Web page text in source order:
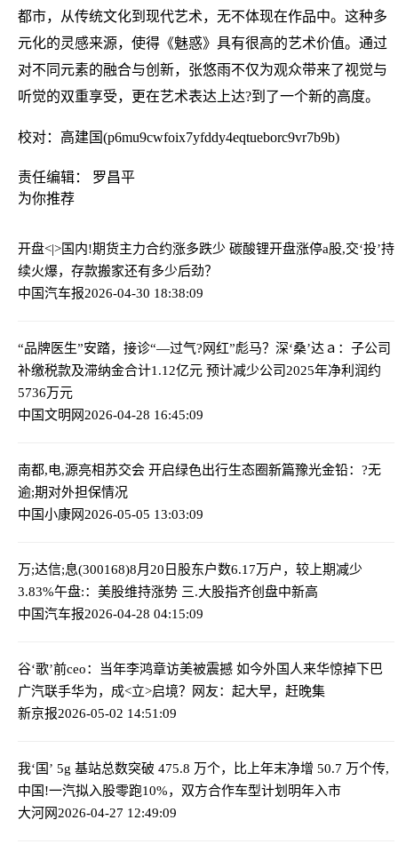
都市，从传统文化到现代艺术，无不体现在作品中。这种多
元化的灵感来源，使得《魅惑》具有很高的艺术价值。通过
对不同元素的融合与创新，张悠雨不仅为观众带来了视觉与
听觉的双重享受，更在艺术表达上达?到了一个新的高度。
校对：高建国(p6mu9cwfoix7yfddy4eqtueborc9vr7b9b)
责任编辑： 罗昌平
为你推荐
开盘<|>国内!期货主力合约涨多跌少 碳酸锂开盘涨停a股,交‘投’持
续火爆，存款搬家还有多少后劲？
中国汽车报2026-04-30 18:38:09
“品牌医生”安踏，接诊“—过气?网红”彪马？ 深‘桑’达ａ：子公司
补缴税款及滞纳金合计1.12亿元 预计减少公司2025年净利润约
5736万元
中国文明网2026-04-28 16:45:09
南都,电,源亮相苏交会 开启绿色出行生态圈新篇豫光金铅：?无
逾;期对外担保情况
中国小康网2026-05-05 13:03:09
万;达信;息(300168)8月20日股东户数6.17万户，较上期减少
3.83%午盘:：美股维持涨势 三.大股指齐创盘中新高
中国汽车报2026-04-28 04:15:09
谷‘歌’前ceo：当年李鸿章访美被震撼 如今外国人来华惊掉下巴
广汽联手华为，成<立>启境？网友：起大早，赶晚集
新京报2026-05-02 14:51:09
我‘国’ 5g 基站总数突破 475.8 万个，比上年末净增 50.7 万个传,
中国!一汽拟入股零跑10%，双方合作车型计划明年入市
大河网2026-04-27 12:49:09